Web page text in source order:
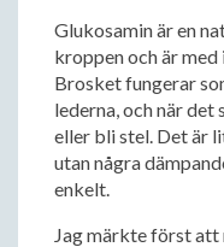
Glukosamin är en
kroppen och är
Brosket fungerar
lederna, och när det
eller bli stel. Det är
utan några
enkelt.
Jag märkte först att